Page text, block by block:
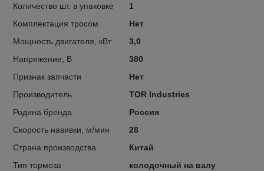
Количество шт. в упаковке
1
Комплектация тросом
Нет
Мощность двигателя, кВт
3,0
Напряжение, В
380
Признак запчасти
Нет
Производитель
TOR Industries
Родина бренда
Россия
Скорость навивки, м/мин
28
Страна производства
Китай
Тип тормоза
колодочный на валу